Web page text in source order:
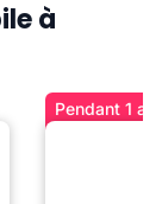
à
Pendant 1